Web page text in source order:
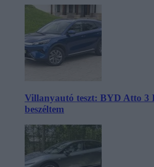
Villanyautó teszt: BYD Atto 3
beszéltem